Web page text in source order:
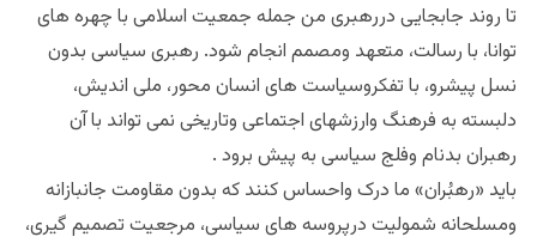
تا روند جابجایی دررهبری من جمله جمعیت اسلامی با چهره های
توانا، با رسالت، متعهد ومصمم انجام شود. رهبری سیاسی بدون
نسل پیشرو، با تفکروسیاست های انسان محور، ملی اندیش،
دلبسته به فرهنگ وارزشهای اجتماعی وتاریخی نمی تواند با آن
رهبران بدنام وفلج سیاسی به پیش برود .
باید «رهبُران» ما درک واحساس کنند که بدون مقاومت جانبازانه
ومسلحانه شمولیت درپروسه های سیاسی، مرجعیت تصمیم گیری،